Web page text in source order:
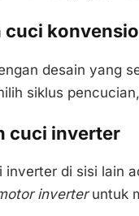
cuci
desain yang
siklus
cuci inverter
inverter di sisi lain
inverteruntuk